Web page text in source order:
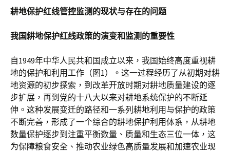
耕地保护红线管控监测的现状与存在的问题
我国耕地保护红线政策的演变和监测的重要性
自1949年中华人民共和国成立以来，我国始终高度重视耕
地的保护和利用工作（图1）。这一过程经历了从初期对耕
地资源的初步探索，到改革开放时期对耕地质量建设的逐
步扩展，再到党的十八大以来对耕地系统保护的不断延
伸。这种发展变迁的路径和一系列耕地利用与保护的政策
不断完善，形成了一个综合的耕地保护利用体系，从耕地
数量保护逐步到注重平衡数量、质量和生态三位一体，这
为保障粮食安全、推动农业绿色高质量发展和加速农业现